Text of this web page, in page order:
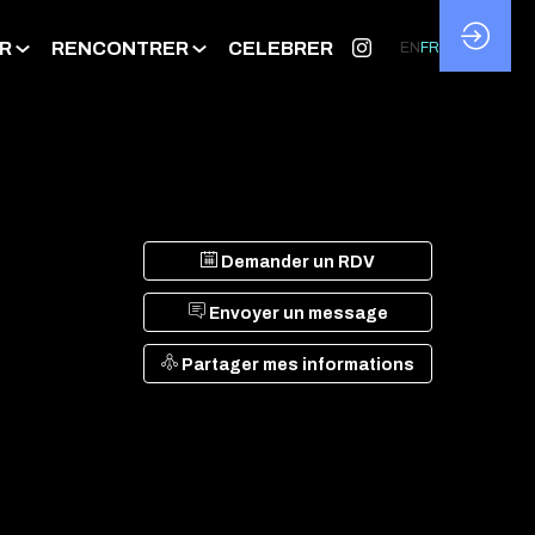
RENCONTRER CELEBRER EN FR
Demander un RDV
Envoyer un message
Partager mes informations